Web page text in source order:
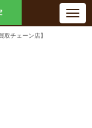
N
a
v
チェーン店】